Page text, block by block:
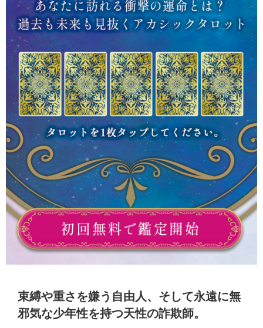
束縛や重さを嫌う自由人、そして永遠に無
邪気な少年性を持つ天性の詐欺師。